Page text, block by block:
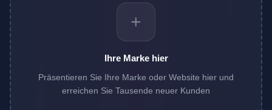
+
Ihre Marke hier
Präsentieren Sie Ihre Marke oder Website hier und
erreichen Sie Tausende neuer Kunden